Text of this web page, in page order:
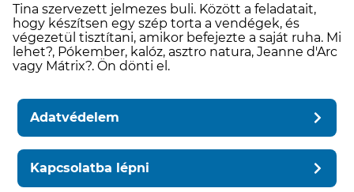
Tina szervezett jelmezes buli. Között a feladatait,
hogy készítsen egy szép torta a vendégek, és
végezetül tisztítani, amikor befejezte a saját ruha. Mi
lehet?, Pókember, kalóz, asztro natura, Jeanne d'Arc
vagy Mátrix?. Ön dönti el.
Adatvédelem
Kapcsolatba lépni